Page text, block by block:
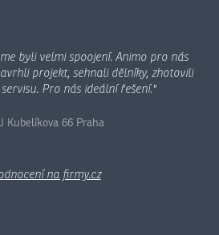
byli velmi spoojení. Animo pro nás
projekt, sehnali dělníky, zhotovili
Pro nás ideální řešení."
Kubelíkova 66 Praha